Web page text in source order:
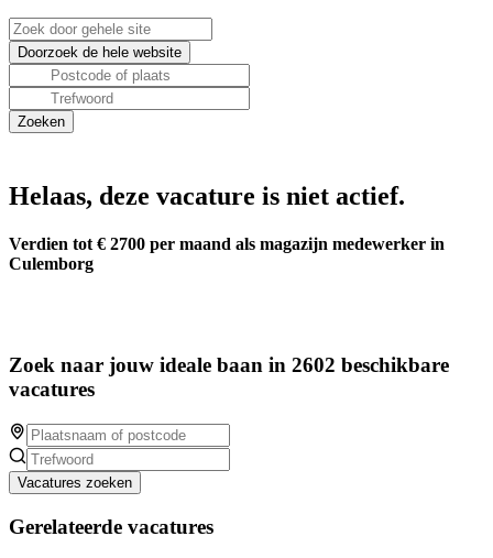
Helaas, deze vacature is niet actief.
Verdien tot € 2700 per maand als magazijn medewerker in
Culemborg
Zoek naar jouw ideale baan in 2602 beschikbare
vacatures
Vacatures zoeken
Gerelateerde vacatures